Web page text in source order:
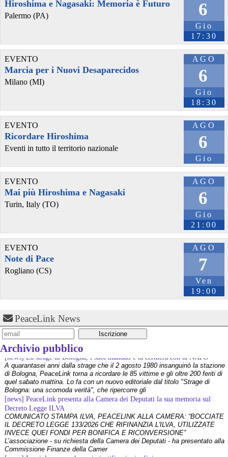
@byteseu - 6/8/2026 14:51
Study: Estonia’s unique trilingual emergency alerts are speeding up
#KriisEe
#MobilePhones #Smartphones #sms #ThreatAlertSystem
#ThreatNotifications
@byteseu
Over 60 percent of Estonian adults have at least one chronic illness
| News byteseu.com/2255024/
#Healthcare # novaator UniversityOfTartu
@Davexxx - 6/8/2026 12:24
rmblaber1956
🇮🇱   I S R A E L   I S   A   T E R R O R I S T   S T A T E !  👽  👽  👽
#ukraine #europe #eu #canada #uk #france #turkey #poland
#estonia #lithuania #trump # usa # latvia #politics #netherlands
#israel #palestine #gaza
6
Gio
17:30
Hiroshima e Nagasaki: Memoria è Futuro
Palermo (PA)
AGO
6
Gio
18:30
EVENTO
Marcia per i Nuovi Desaparecidos
Milano (MI)
AGO
6
Gio
EVENTO
Ricordare Hiroshima
Eventi in tutto il territorio nazionale
AGO
6
Gio
21:00
EVENTO
Mai più Hiroshima e Nagasaki
Turin, Italy (TO)
AGO
7
Ven
19:00
EVENTO
Note di Pace
Rogliano (CS)
PeaceLink News
Archivio pubblico
[news] La strage di Bologna, i suoi mandati e la cerniera con la NATO
A quarantasei anni dalla strage che il 2 agosto 1980 insanguinò la stazione
di Bologna, PeaceLink torna a ricordare le 85 vittime e gli oltre 200 feriti di
quel sabato mattina. Lo fa con un nuovo editoriale dal titolo "Strage di
Bologna: una scomoda verità", che ripercorre gli
[news] PeaceLink presenta alla Camera dei Deputati la sua memoria sul
Decreto Legge ILVA
COMUNICATO STAMPA ILVA, PEACELINK ALLA CAMERA: “BOCCIATE
IL DECRETO LEGGE 133/2026 CHE RIFINANZIA L'ILVA, UTILIZZATE
INVECE QUEI FONDI PER BONIFICA E RICONVERSIONE”
L’associazione - su richiesta della Camera dei Deputati - ha presentato alla
Commissione Finanze della Camer
[news] La violenza non ha mai giustificazioni e finisce sempre per
danneggiare le cause che dichiara di difendere
I recenti e gravi fatti di Bologna e Chiomonte impongono una riflessione